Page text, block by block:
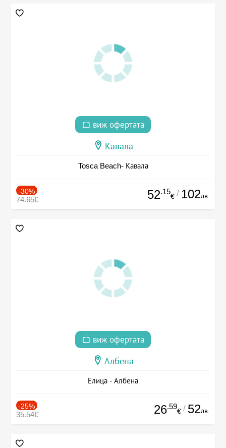
виж офертата
Кавала
Tosca Beach- Кавала
-30%
74.65€ 52.15
€ / 102лв.
виж офертата
Албена
Елица - Албена
-25%
35.54€ 26.59
€ / 52лв.